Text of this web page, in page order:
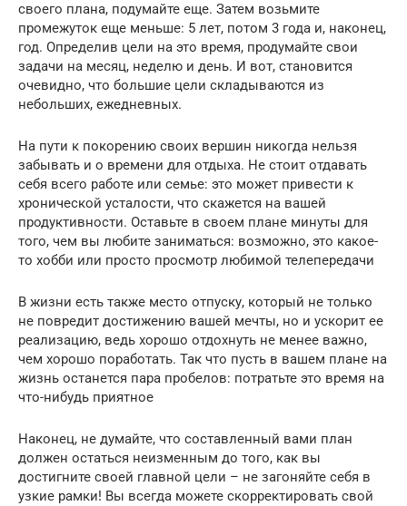
своего плана, подумайте еще. Затем возьмите
промежуток еще меньше: 5 лет, потом 3 года и, наконец,
год. Определив цели на это время, продумайте свои
задачи на месяц, неделю и день. И вот, становится
очевидно, что большие цели складываются из
небольших, ежедневных.
На пути к покорению своих вершин никогда нельзя
забывать и о времени для отдыха. Не стоит отдавать
себя всего работе или семье: это может привести к
хронической усталости, что скажется на вашей
продуктивности. Оставьте в своем плане минуты для
того, чем вы любите заниматься: возможно, это какое-
то хобби или просто просмотр любимой телепередачи
В жизни есть также место отпуску, который не только
не повредит достижению вашей мечты, но и ускорит ее
реализацию, ведь хорошо отдохнуть не менее важно,
чем хорошо поработать. Так что пусть в вашем плане на
жизнь останется пара пробелов: потратьте это время на
что-нибудь приятное
Наконец, не думайте, что составленный вами план
должен остаться неизменным до того, как вы
достигните своей главной цели – не загоняйте себя в
узкие рамки! Вы всегда можете скорректировать свой